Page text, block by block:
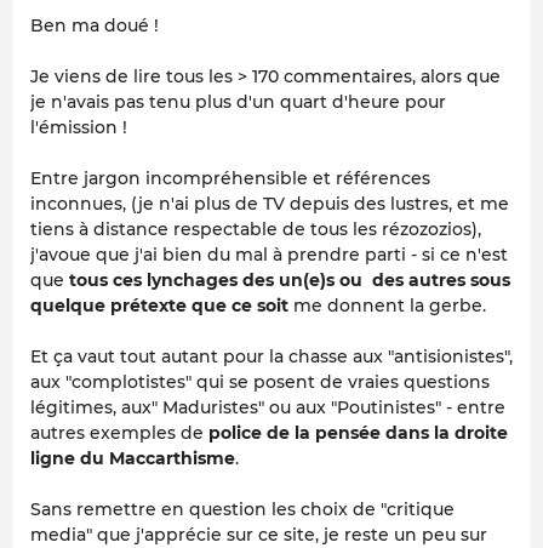
Ben ma doué !
Je viens de lire tous les > 170 commentaires, alors que
je n'avais pas tenu plus d'un quart d'heure pour
l'émission !
Entre jargon incompréhensible et références
inconnues, (je n'ai plus de TV depuis des lustres, et me
tiens à distance respectable de tous les rézozozios),
j'avoue que j'ai bien du mal à prendre parti - si ce n'est
que tous ces lynchages des un(e)s ou des autres sous
quelque prétexte que ce soit me donnent la gerbe.
Et ça vaut tout autant pour la chasse aux "antisionistes",
aux "complotistes" qui se posent de vraies questions
légitimes, aux" Maduristes" ou aux "Poutinistes" - entre
autres exemples de police de la pensée dans la droite
ligne du Maccarthisme.
Sans remettre en question les choix de "critique
media" que j'apprécie sur ce site, je reste un peu sur